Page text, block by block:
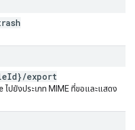
Id}/export
ปยังประเภท MIME ที่ขอและแสดง